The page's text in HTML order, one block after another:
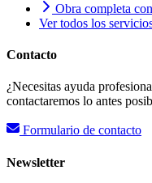
Obra completa
Ver todos los
Contacto
¿Necesitas ayuda
contactaremos lo antes
Formulario de contacto
Newsletter